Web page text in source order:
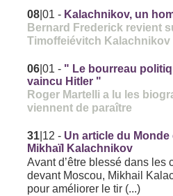
08 |01 - Kalachnikov, un
Bernard Frederick revient
Timoffeiévitch Kalachnikov
06 |01 - " Le bourreau
vaincu Hitler "
Roger Martelli a lu les
viennent de paraître
31 |12 - Un article du
Mikhaïl Kalachnikov
Avant d’être blessé dans les
devant Moscou, Mikhail
pour améliorer le tir (...)